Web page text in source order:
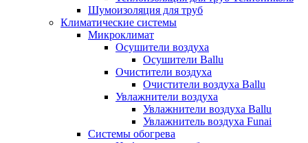
Шумоизоляция для труб
Климатические системы
Микроклимат
Осушители воздуха
Осушители Ballu
Очистители воздуха
Очистители воздуха Ballu
Увлажнители воздуха
Увлажнители воздуха Ballu
Увлажнитель воздуха Funai
Системы обогрева